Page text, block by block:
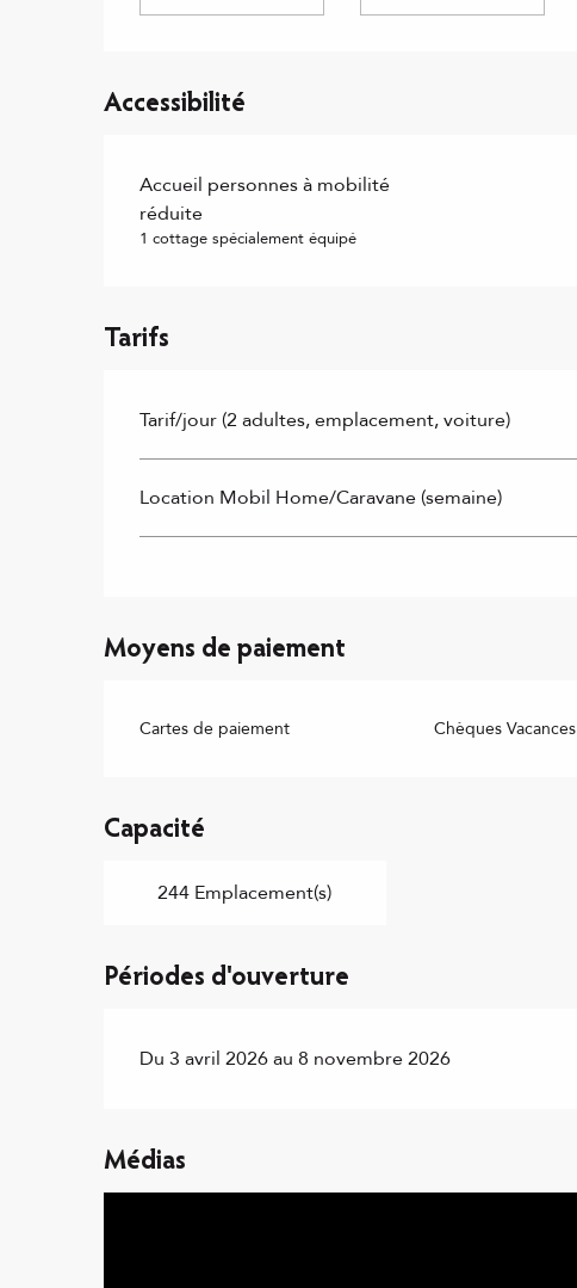
Accessibilité
Accueil personnes à mobilité
réduite
1 cottage spécialement équipé
Tarifs
Tarif/jour (2 adultes, emplacement, voiture)
Location Mobil Home/Caravane (semaine)
Moyens de paiement
Cartes de paiement Chèques Vacances
Capacité
244 Emplacement(s)
Périodes d'ouverture
Du 3 avril 2026 au 8 novembre 2026
Médias